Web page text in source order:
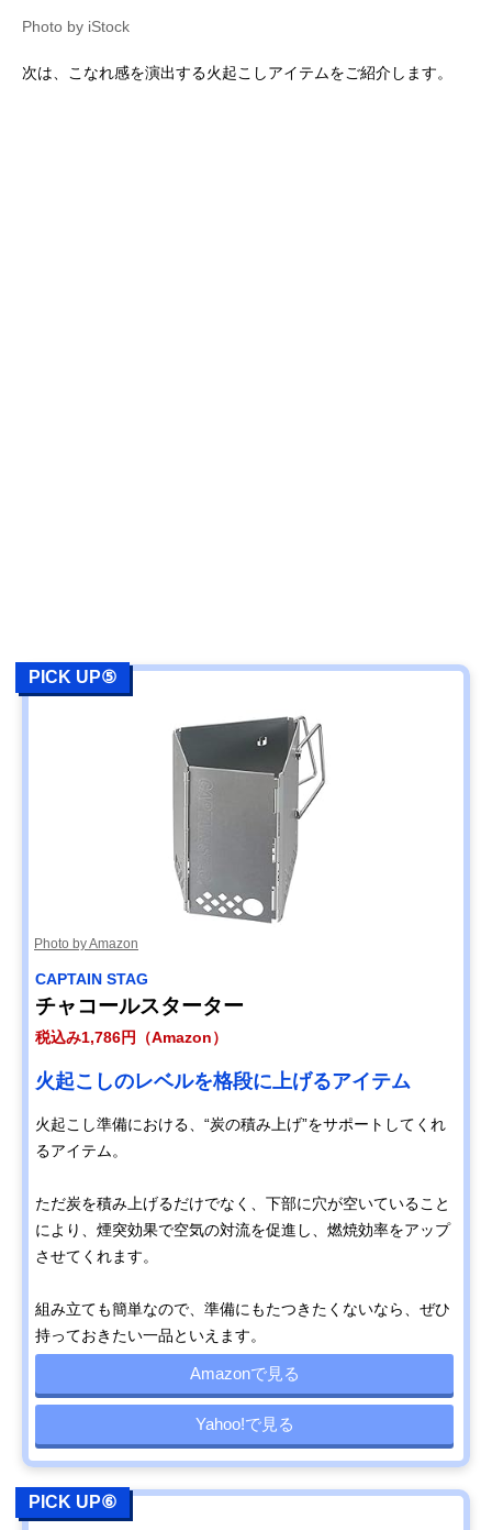
Photo by iStock
次は、こなれ感を演出する火起こしアイテムをご紹介します。
PICK UP⑤
Photo by Amazon
CAPTAIN STAG
チャコールスターター
税込み1,786円（Amazon）
火起こしのレベルを格段に上げるアイテム
火起こし準備における、“炭の積み上げ”をサポートしてくれ
るアイテム。
ただ炭を積み上げるだけでなく、下部に穴が空いていること
により、煙突効果で空気の対流を促進し、燃焼効率をアップ
させてくれます。
組み立ても簡単なので、準備にもたつきたくないなら、ぜひ
持っておきたい一品といえます。
Amazonで見る
Yahoo!で見る
PICK UP⑥